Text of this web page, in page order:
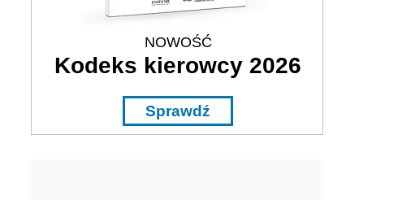
NOWOŚĆ
Kodeks kierowcy 2026
Sprawdź